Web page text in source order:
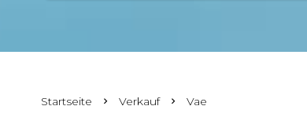
Startseite Verkauf Vae